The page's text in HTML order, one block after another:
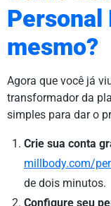
Personal
mesmo?
Agora que você já
transformador da
simples para dar o
Crie sua conta
millbody.com/
de dois minutos.
Configure seu